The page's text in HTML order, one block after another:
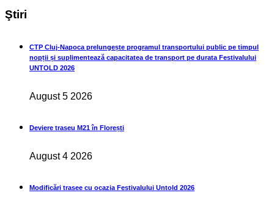
Ştiri
CTP Cluj-Napoca prelungește programul transportului public pe timpul
nopții și suplimentează capacitatea de transport pe durata Festivalului
UNTOLD 2026
August 5 2026
Deviere traseu M21 în Florești
August 4 2026
Modificări trasee cu ocazia Festivalului Untold 2026